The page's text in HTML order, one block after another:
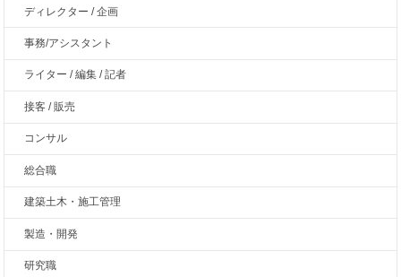
ディレクター / 企画
事務/アシスタント
ライター / 編集 / 記者
接客 / 販売
コンサル
総合職
建築土木・施工管理
製造・開発
研究職